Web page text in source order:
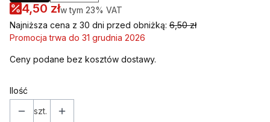
4,50 złw tym 23% VAT
w tym 23% VAT
Najniższa cena z 30 dni przed obniżką: 6,50 zł
Promocja trwa do 31 grudnia 2026
Ceny podane bez kosztów dostawy.
Ilość
szt.